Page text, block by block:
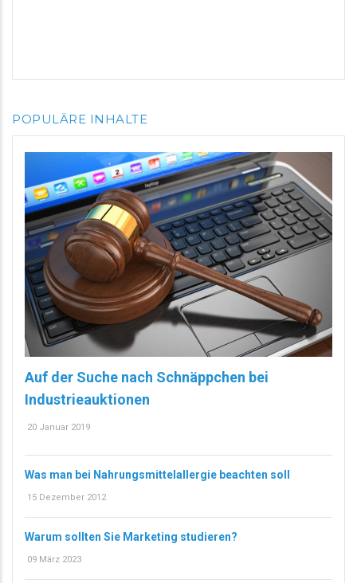
POPULÄRE INHALTE
Auf der Suche nach Schnäppchen bei
Industrieauktionen
20 Januar 2019
Was man bei Nahrungsmittelallergie beachten soll
15 Dezember 2012
Warum sollten Sie Marketing studieren?
09 März 2023